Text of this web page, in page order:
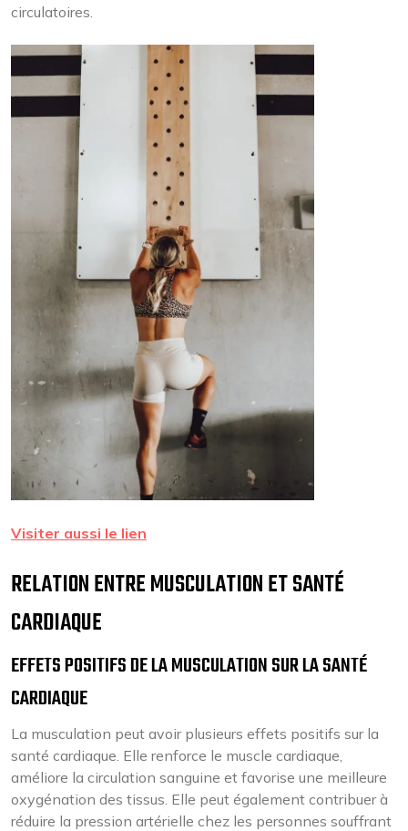
circulatoires.
Visiter aussi le lien
RELATION ENTRE MUSCULATION ET SANTÉ
CARDIAQUE
EFFETS POSITIFS DE LA MUSCULATION SUR LA SANTÉ
CARDIAQUE
La musculation peut avoir plusieurs effets positifs sur la
santé cardiaque. Elle renforce le muscle cardiaque,
améliore la circulation sanguine et favorise une meilleure
oxygénation des tissus. Elle peut également contribuer à
réduire la pression artérielle chez les personnes souffrant